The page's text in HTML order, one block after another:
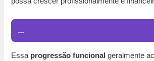
...
Essa progressão funcional geralmente